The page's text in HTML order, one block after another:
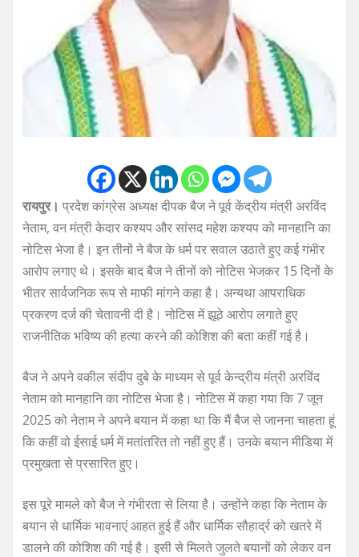
रायपुर। प्रदेश कांग्रेस अध्यक्ष दीपक बैज ने पूर्व केंद्रीय मंत्री अरविंद
नेताम, वन मंत्री केदार कश्यप और सांसद महेश कश्यप को मानहानि का
नोटिस भेजा है। इन तीनों ने बैज के धर्म पर सवाल उठाते हुए कई गंभीर
आरोप लगाए थे। इसके बाद बैज ने तीनों को नोटिस भेजकर 15 दिनों के
भीतर सार्वजनिक रूप से माफी मांगने कहा है। अन्यथा आपराधिक
प्रकरण दर्ज की चेतावनी दी है। नोटिस में झूठे आरोप लगाते हुए
राजनीतिक भविष्य की हत्या करने की कोशिश की बता कहीं गई है।
बैज ने अपने वकील संदीप दुबे के माध्यम से पूर्व केन्द्रीय मंत्री अरविंद
नेताम को मानहानि का नोटिस भेजा है। नोटिस में कहा गया कि 7 जून
2025 को नेताम ने अपने बयान में कहा था कि मैं बैज से जानना चाहता हूं
कि कहीं वो ईसाई धर्म में मतांतरित तो नहीं हुए हैं। उनके बयान मीडिया में
प्रमुखता से प्रसारित हुए।
इस पूरे मामले को बैज ने गंभीरता से लिया है। उन्होंने कहा कि नेताम के
बयान से धार्मिक भावनाएं आहत हुई हैं और धार्मिक सौहार्द्र को खतरे में
डालने की कोशिश की गई है। इसी से मिलते जुलते बयानों को लेकर वन